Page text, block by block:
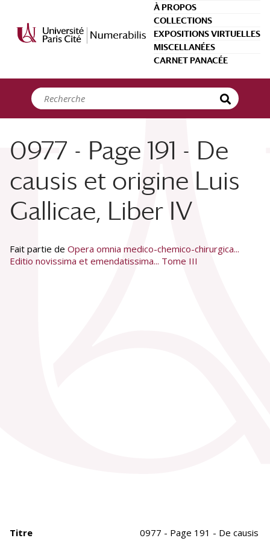
À PROPOS
COLLECTIONS
EXPOSITIONS VIRTUELLES
MISCELLANÉES
CARNET PANACÉE
0977 - Page 191 - De
causis et origine Luis
Gallicae, Liber IV
Fait partie de Opera omnia medico-chemico-chirurgica...
Editio novissima et emendatissima... Tome III
Titre
0977 - Page 191 - De causis